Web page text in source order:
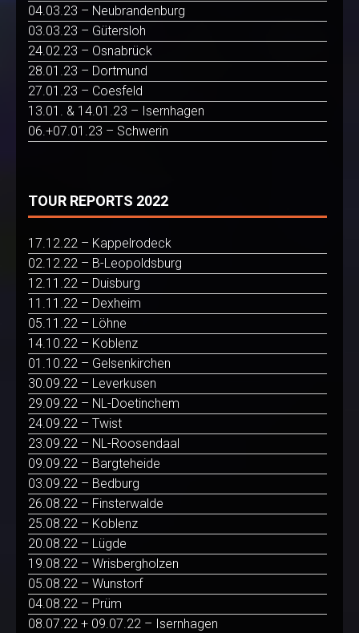
04.03.23 – Neubrandenburg
03.03.23 – Gütersloh
24.02.23 – Osnabrück
28.01.23 – Dortmund
27.01.23 – Coesfeld
13.01. & 14.01.23 – Isernhagen
06.+07.01.23 – Schwerin
TOUR REPORTS 2022
17.12.22 – Kappelrodeck
02.12.22 – B-Leopoldsburg
12.11.22 – Duisburg
11.11.22 – Dexheim
05.11.22 – Löhne
14.10.22 – Koblenz
01.10.22 – Gelsenkirchen
30.09.22 – Leverkusen
29.09.22 – NL-Doetinchem
24.09.22 – Twist
23.09.22 – NL-Roosendaal
09.09.22 – Bargteheide
03.09.22 – Bedburg
26.08.22 – Finsterwalde
25.08.22 – Koblenz
20.08.22 – Lügde
19.08.22 – Wrisbergholzen
05.08.22 – Wunstorf
04.08.22 – Prüm
08.07.22 + 09.07.22 – Isernhagen